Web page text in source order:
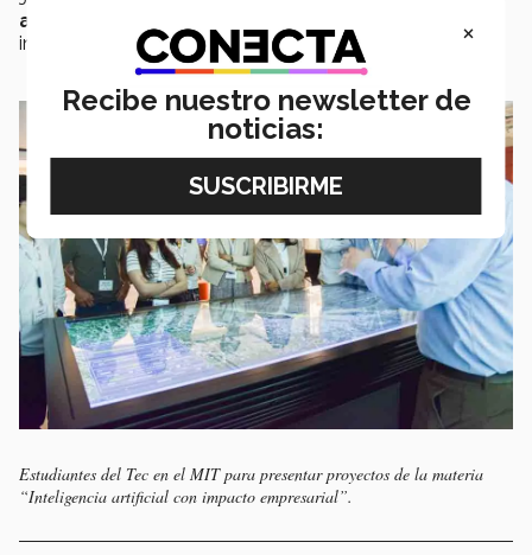
a Alejandro
investigación a raíz de la presentación de su proyecto.
Estudiantes del Tec en el MIT para presentar proyectos de la materia
“Inteligencia artificial con impacto empresarial”.
×
Recibe nuestro newsletter de
noticias: